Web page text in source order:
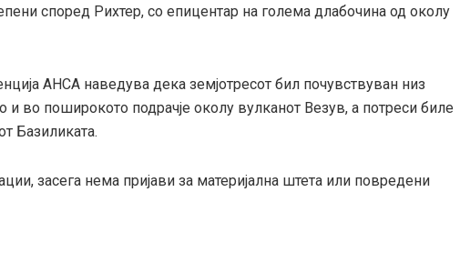
според Рихтер, со епицентар на голема длабочина од околу
АНСА наведува дека земјотресот бил почувствуван низ
и во поширокото подрачје околу вулканот Везув, а потреси биле
Базиликата.
засега нема пријави за материјална штета или повредени